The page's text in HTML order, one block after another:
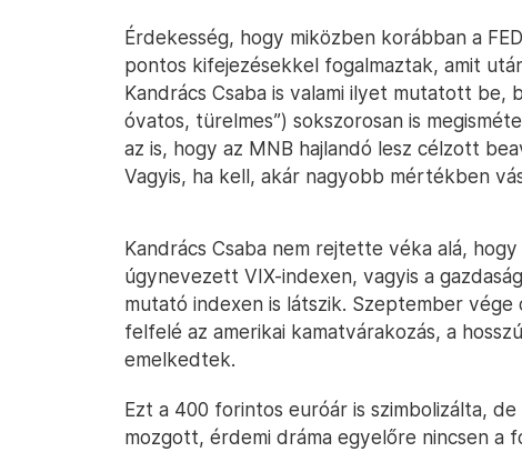
Érdekesség, hogy miközben korábban a
pontos kifejezésekkel fogalmaztak, amit
Kandrács Csaba is valami ilyet mutatott be,
óvatos, türelmes”) sokszorosan is
az is, hogy az MNB hajlandó lesz célzott
Vagyis, ha kell, akár nagyobb mértékben
Kandrács Csaba nem rejtette véka alá,
úgynevezett VIX-indexen, vagyis a
mutató indexen is látszik. Szeptember
felfelé az amerikai kamatvárakozás, a
emelkedtek.
Ezt a 400 forintos euróár is szimbolizálta,
mozgott, érdemi dráma egyelőre nincsen a